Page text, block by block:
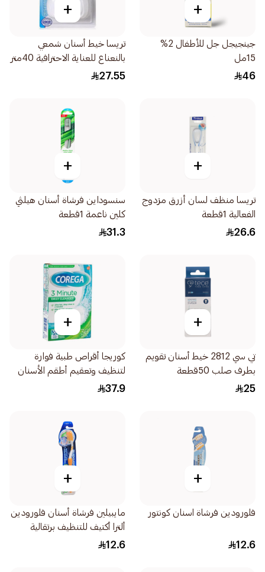
+
جينجيجل جل للأطفال 2%
15مل
46
+
تريسا خيط أسنان شمعي
بالنعناع للعناية الاحترافية 40متر
27.55
+
تريسا منظف لسان أزرق مزدوج
الفعالية 1قطعة
26.6
+
سنسوداين فرشاة أسنان هيلثي
كلين ناعمة 1قطعة
31.3
+
تي سي 2812 خيط أسنان تقويم
بطرف صلب 50قطعة
25
+
كوريجا أقراص طبية فوارة
لتنظيف وتعقيم أطقم الأسنان
في 3 دقائق 36قرص
37.9
+
فلورودين فرشاة اسنان كونتور
12.6
+
مايبيلين فرشاة أسنان فلورودين
ألترا أكتيف للتنظيف برتقالية
1قطعة
12.6